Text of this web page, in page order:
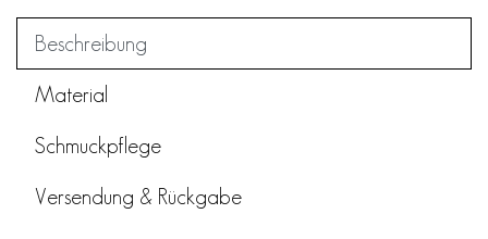
Beschreibung
Material
Schmuckpflege
Versendung & Rückgabe